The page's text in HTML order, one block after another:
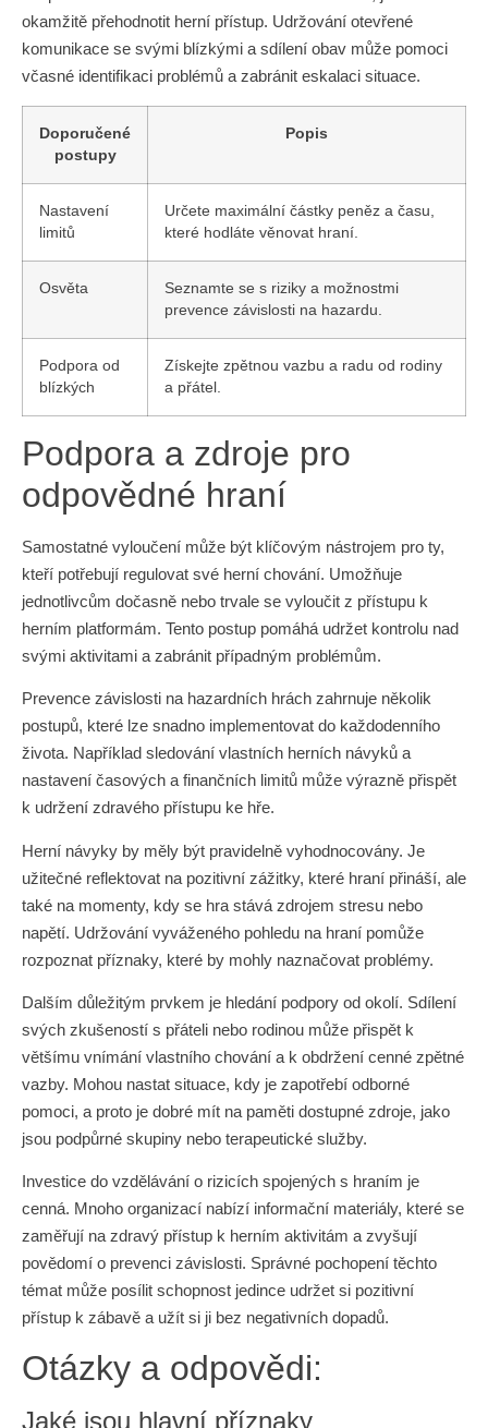
okamžitě přehodnotit herní přístup. Udržování otevřené
komunikace se svými blízkými a sdílení obav může pomoci
včasné identifikaci problémů a zabránit eskalaci situace.
Doporučené
postupy
Popis
Nastavení
limitů
Určete maximální částky peněz a času,
které hodláte věnovat hraní.
Osvěta
Seznamte se s riziky a možnostmi
prevence závislosti na hazardu.
Podpora od
blízkých
Získejte zpětnou vazbu a radu od rodiny
a přátel.
Podpora a zdroje pro
odpovědné hraní
Samostatné vyloučení může být klíčovým nástrojem pro ty,
kteří potřebují regulovat své herní chování. Umožňuje
jednotlivcům dočasně nebo trvale se vyloučit z přístupu k
herním platformám. Tento postup pomáhá udržet kontrolu nad
svými aktivitami a zabránit případným problémům.
Prevence závislosti na hazardních hrách zahrnuje několik
postupů, které lze snadno implementovat do každodenního
života. Například sledování vlastních herních návyků a
nastavení časových a finančních limitů může výrazně přispět
k udržení zdravého přístupu ke hře.
Herní návyky by měly být pravidelně vyhodnocovány. Je
užitečné reflektovat na pozitivní zážitky, které hraní přináší, ale
také na momenty, kdy se hra stává zdrojem stresu nebo
napětí. Udržování vyváženého pohledu na hraní pomůže
rozpoznat příznaky, které by mohly naznačovat problémy.
Dalším důležitým prvkem je hledání podpory od okolí. Sdílení
svých zkušeností s přáteli nebo rodinou může přispět k
většímu vnímání vlastního chování a k obdržení cenné zpětné
vazby. Mohou nastat situace, kdy je zapotřebí odborné
pomoci, a proto je dobré mít na paměti dostupné zdroje, jako
jsou podpůrné skupiny nebo terapeutické služby.
Investice do vzdělávání o rizicích spojených s hraním je
cenná. Mnoho organizací nabízí informační materiály, které se
zaměřují na zdravý přístup k herním aktivitám a zvyšují
povědomí o prevenci závislosti. Správné pochopení těchto
témat může posílit schopnost jedince udržet si pozitivní
přístup k zábavě a užít si ji bez negativních dopadů.
Otázky a odpovědi:
Jaké jsou hlavní příznaky